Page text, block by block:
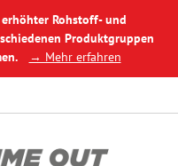
Rohstoff- und
Produktgruppen
→ Mehr erfahren